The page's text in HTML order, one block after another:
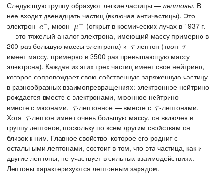
Следующую группу образуют легкие частицы —лептоны. В
нее входит двенадцать частиц (включая античастицы). Это
электрон e−
e−, мюон μ−
μ− (открыт в космических лучах в 1937 г.
— это тяжелый аналог электрона, имеющий массу примерно в
200 раз большую массы электрона) и τ
τ-лептон (таон τ −
τ−
имеет массу, примерно в 3500 раз превышающую массу
электрона). Каждая из этих трех частиц имеет свое нейтрино,
которое сопровождает свою собственную заряженную частицу
в разнообразных взаимопревращениях: электронное нейтрино
рождается вместе с электронами, мюонное нейтрино —
вместе с мюонами, τ
τ-лептонное — вместе с τ
τ-лептонами.
Хотя τ
τ-лептон имеет очень большую массу, он включен в
группу лептонов, поскольку по всем другим свойствам он
близок к ним. Главное свойство, которое его роднит с
остальными лептонами, состоит в том, что эта частица, как и
другие лептоны, не участвует в сильных взаимодействиях.
Лептоны характеризуются лептонным зарядом.